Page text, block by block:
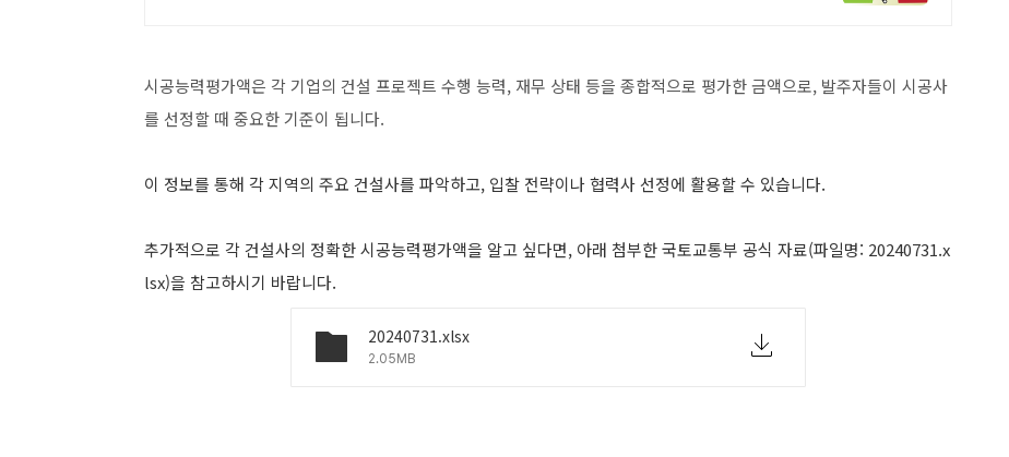
시공능력평가액은 각 기업의 건설 프로젝트 수행 능력, 재무 상태 등을 종합적으로 평가한 금액으로, 발주자들이 시공사
를 선정할 때 중요한 기준이 됩니다.
이 정보를 통해 각 지역의 주요 건설사를 파악하고, 입찰 전략이나 협력사 선정에 활용할 수 있습니다.
추가적으로 각 건설사의 정확한 시공능력평가액을 알고 싶다면, 아래 첨부한 국토교통부 공식 자료(파일명: 20240731.x
lsx)을 참고하시기 바랍니다.
20240731.xlsx
2.05MB